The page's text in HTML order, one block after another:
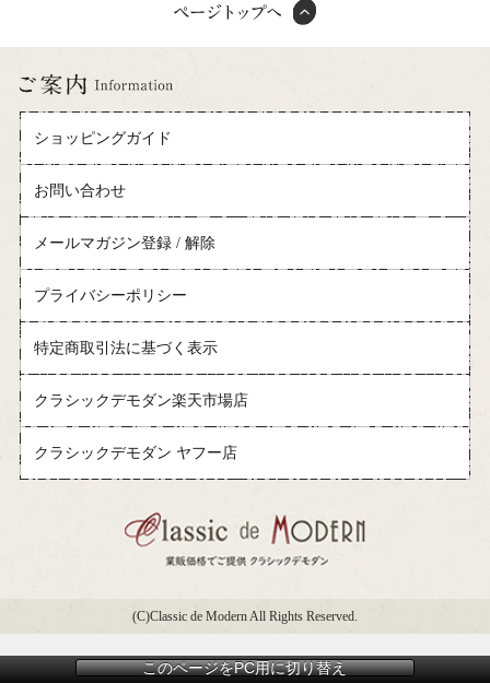
ショッピングガイド
お問い合わせ
メールマガジン登録 / 解除
プライバシーポリシー
特定商取引法に基づく表示
クラシックデモダン楽天市場店
クラシックデモダン ヤフー店
(C)Classic de Modern All Rights Reserved.
このページをPC用に切り替え